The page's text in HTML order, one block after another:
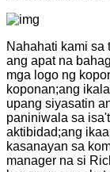
Nahahati kami sa
ang apat na
mga logo ng
koponan;ang
upang siyasatin
paniniwala sa
aktibidad;ang
kasanayan sa
manager na si